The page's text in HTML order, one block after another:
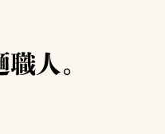
人。